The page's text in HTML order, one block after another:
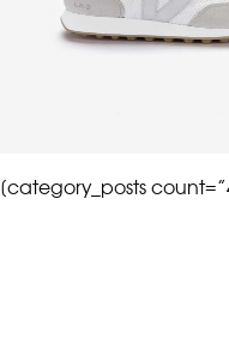
[category_posts